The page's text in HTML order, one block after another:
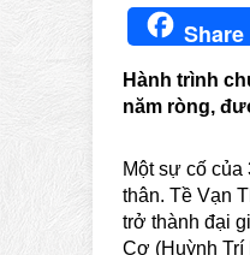
Share
Hành trình
năm ròng,
Một sự cố
thân. Tề Vạn
trở thành đại
Cơ (Huỳnh Trí